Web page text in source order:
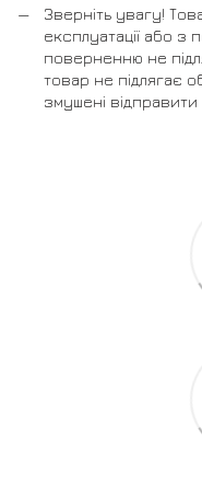
Зверніть увагу!
експлуатації або
поверненню не
товар не підлягає
змушені